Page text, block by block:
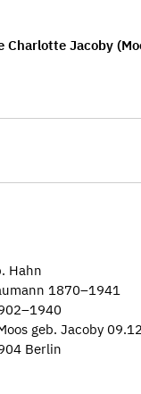
Charlotte Jacoby
Hahn
1870–1941
geb. Jacoby
Berlin